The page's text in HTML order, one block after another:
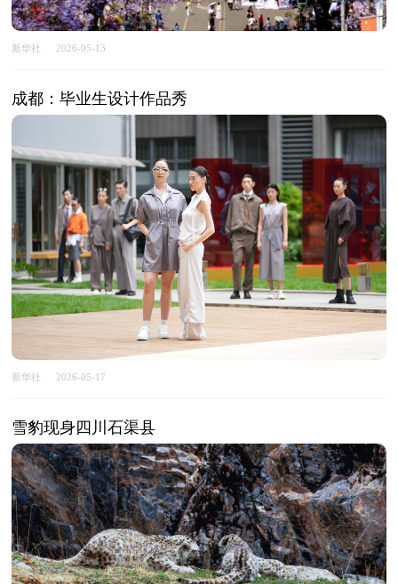
新华社 2026-05-13
成都：毕业生设计作品秀
新华社 2026-05-17
雪豹现身四川石渠县